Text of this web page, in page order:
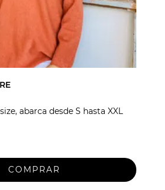
abarca desde S hasta XXL